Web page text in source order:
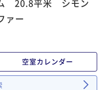
¥ 22,990 ~
連泊プラン♪≪素
20.8平米 シモン
ァー
空室カレンダー